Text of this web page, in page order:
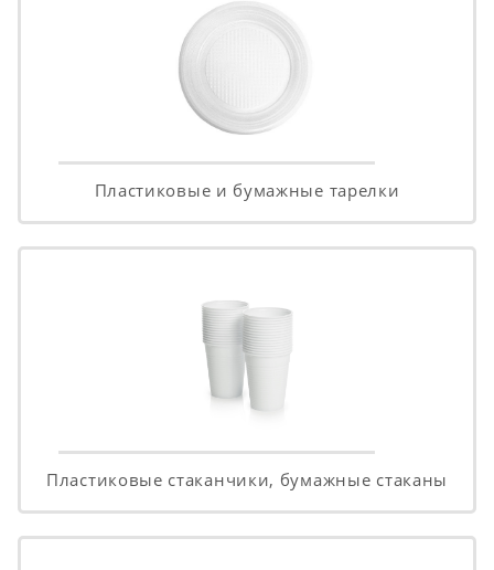
Пластиковые и бумажные тарелки
Пластиковые стаканчики, бумажные стаканы